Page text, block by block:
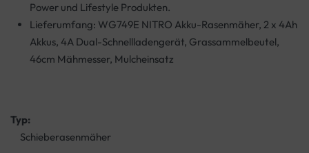
Power und Lifestyle Produkten.
Lieferumfang: WG749E NITRO Akku-Rasenmäher, 2 x 4Ah
Akkus, 4A Dual-Schnellladengerät, Grassammelbeutel,
46cm Mähmesser, Mulcheinsatz
Typ:
Schieberasenmäher